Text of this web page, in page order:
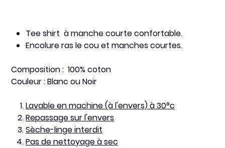
Tee shirt à manche courte confortable.
Encolure ras le cou et manches courtes.
Composition : 100% coton
Couleur : Blanc ou Noir
Lavable en machine (à l'envers) à 30°c
Repassage sur l'envers
Sèche-linge interdit
Pas de nettoyage à sec